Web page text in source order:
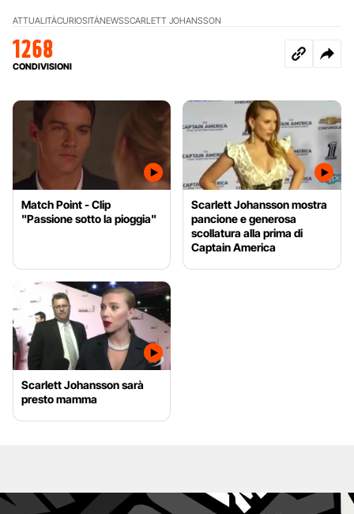
ATTUALITÀCURIOSITÀNEWSSCARLETT JOHANSSON
1268
CONDIVISIONI
Match Point - Clip
"Passione sotto la pioggia"
Scarlett Johansson mostra
pancione e generosa
scollatura alla prima di
Captain America
Scarlett Johansson sarà
presto mamma